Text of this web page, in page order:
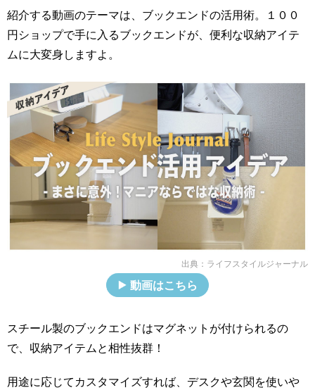
紹介する動画のテーマは、ブックエンドの活用術。１００
円ショップで手に入るブックエンドが、便利な収納アイテ
ムに大変身しますよ。
出典： ライフスタイルジャーナル
動画はこちら
スチール製のブックエンドはマグネットが付けられるの
で、収納アイテムと相性抜群！
用途に応じてカスタマイズすれば、デスクや玄関を使いや